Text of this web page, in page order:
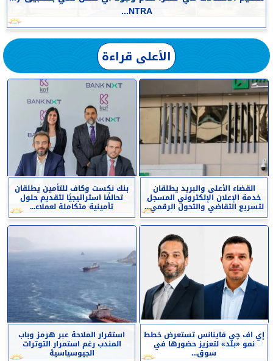
NTRA...
الأعلى قراءة
القضاء الأعلى والبريد يطلقان
خدمة الإعلان الإلكتروني المسجل
لتسريع التقاضي والتحول الرقمي...
بنك نكست وكاف للتأمين يطلقان
تحالفًا استراتيجيًا لتقديم حلول
تأمينية متكاملة لعملاء...
إي اف چي فاينانس تستعرض خطط
نمو «بلد» لتعزيز حضورها في
سوق...
استقرار الملاحة عبر هرمز وباب
المندب رغم استمرار التوترات
الجيوسياسية